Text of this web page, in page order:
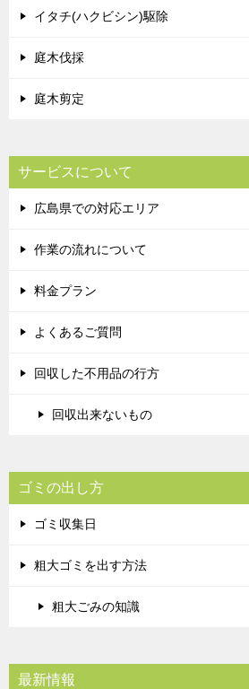
イタチ(ハクビシン)駆除
庭木伐採
庭木剪定
サービスについて
広島県での対応エリア
作業の流れについて
料金プラン
よくあるご質問
回収した不用品の行方
回収出来ないもの
ゴミの出し方
ゴミ収集日
粗大ゴミを出す方法
粗大ごみの知識
最新情報